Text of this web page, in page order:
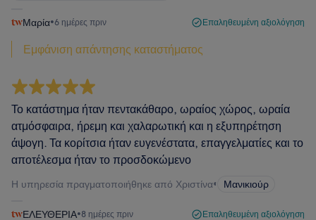
Μαρία•6 ημέρες πριν Επαληθευμένη αξιολόγηση
Εμφάνιση απάντησης καταστήματος
Το κατάστημα ήταν πεντακάθαρο, ωραίος χώρος, ωραία
ατμόσφαιρα, ήρεμη και χαλαρωτική και η εξυπηρέτηση
άψογη. Τα κορίτσια ήταν ευγενέστατα, επαγγελματίες και το
αποτέλεσμα ήταν το προσδοκώμενο
Η υπηρεσία πραγματοποιήθηκε από Χριστίνα• Μανικιούρ
ΕΛΕΥΘΕΡΙΑ•8 ημέρες πριν Επαληθευμένη αξιολόγηση